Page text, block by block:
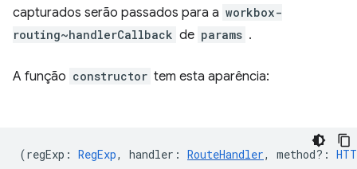
capturados serão passados para a workbox-
routing~handlerCallback de params .
A função constructor tem esta aparência:
(regExp : RegExp, handler : RouteHandler, method? :